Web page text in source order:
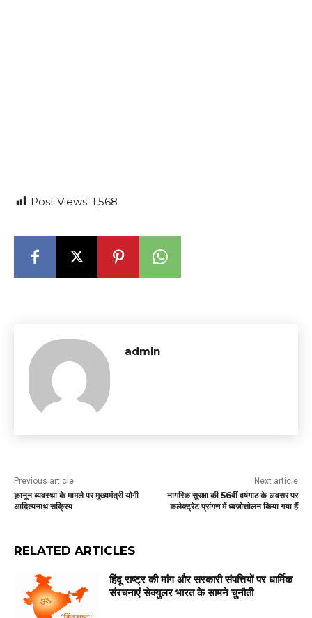
Post Views: 1,568
admin
Previous article
क़ानून व्यवस्था के मामले पर मुख्यमंत्री योगी
आदित्यनाथ सक्रिय
Next article
नागरिक सुरक्षा की 56वीं वर्षगाठ के अवसर पर
कलेक्ट्रेट प्रांगण में ध्वजोत्तोलन किया गया हैं
RELATED ARTICLES
हिंदू राष्ट्र की मांग और सरकारी संपत्तियों पर धार्मिक
संरचनाएं सेक्युलर भारत के सामने चुनौती